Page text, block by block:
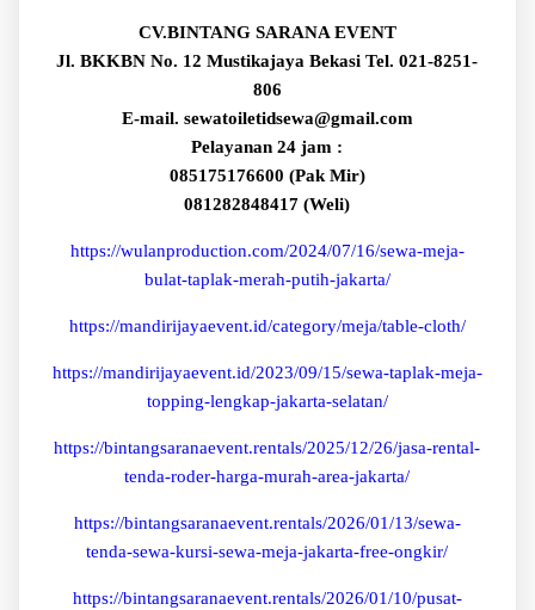
CV.BINTANG SARANA EVENT
Jl. BKKBN No. 12 Mustikajaya Bekasi Tel. 021-8251-
806
E-mail. sewatoiletidsewa@gmail.com
Pelayanan 24 jam :
085175176600 (Pak Mir)
081282848417 (Weli)
https://wulanproduction.com/2024/07/16/sewa-meja-
bulat-taplak-merah-putih-jakarta/
https://mandirijayaevent.id/category/meja/table-cloth/
https://mandirijayaevent.id/2023/09/15/sewa-taplak-meja-
topping-lengkap-jakarta-selatan/
https://bintangsaranaevent.rentals/2025/12/26/jasa-rental-
tenda-roder-harga-murah-area-jakarta/
https://bintangsaranaevent.rentals/2026/01/13/sewa-
tenda-sewa-kursi-sewa-meja-jakarta-free-ongkir/
https://bintangsaranaevent.rentals/2026/01/10/pusat-